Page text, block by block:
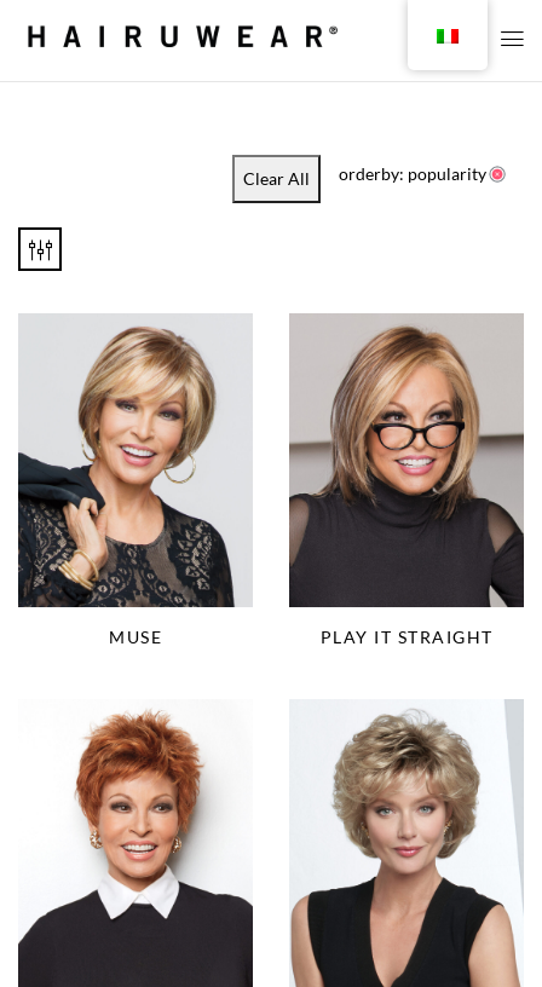
Clear All orderby: popularity
MUSE PLAY IT STRAIGHT